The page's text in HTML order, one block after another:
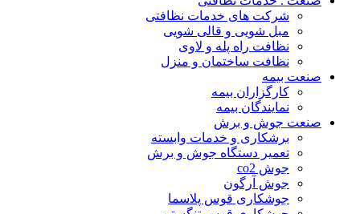
شرکت های خدمات نظافتی
مبل شویی و قالی شویی
نظافت راه پله و لاوی
نظافت ساختمان و منزل
صنعت بیمه
کارگزاران بیمه
نمایندگان بیمه
صنعت جوش و برش
برشکاری و خدمات وابسته
تعمیر دستگاه جوش و برش
جوش co2
جوش آرگون
جوشکاری قوس پلاسما